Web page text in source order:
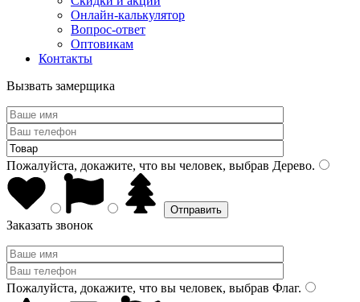
Онлайн-калькулятор
Вопрос-ответ
Оптовикам
Контакты
Вызвать замерщика
Пожалуйста, докажите, что вы человек, выбрав Дерево.
Заказать звонок
Пожалуйста, докажите, что вы человек, выбрав Флаг.